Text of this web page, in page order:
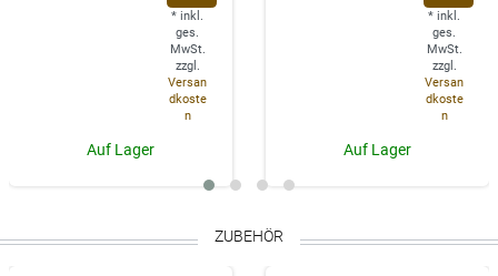
* inkl.
ges.
MwSt.
zzgl.
Versan
dkoste
n
Auf Lager
* inkl.
ges.
MwSt.
zzgl.
Versan
dkoste
n
Auf Lager
ZUBEHÖR